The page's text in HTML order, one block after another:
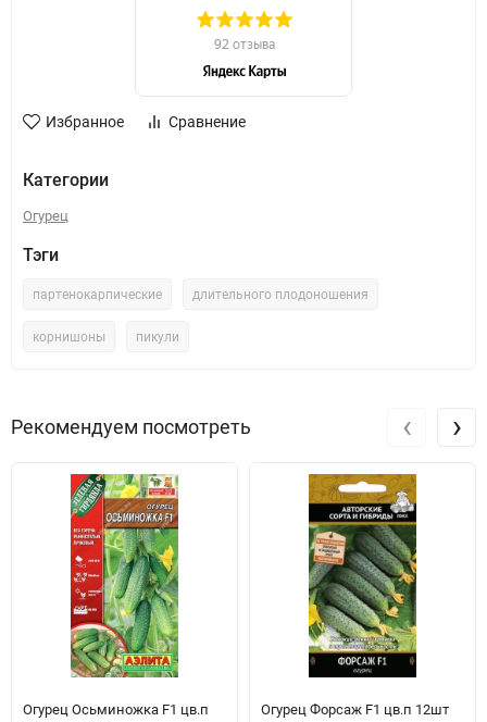
Избранное Сравнение
Категории
Огурец
Тэги
партенокарпические длительного плодоношения
корнишоны пикули
Рекомендуем посмотреть
Огурец Осьминожка F1 цв.п
Огурец Форсаж F1 цв.п 12шт
‹ ›